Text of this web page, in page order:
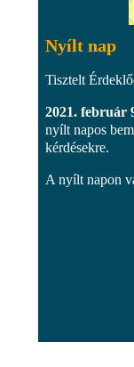
Nyílt nap
Tisztelt
2021. február
nyílt napos
kérdésekre.
A nyílt napon